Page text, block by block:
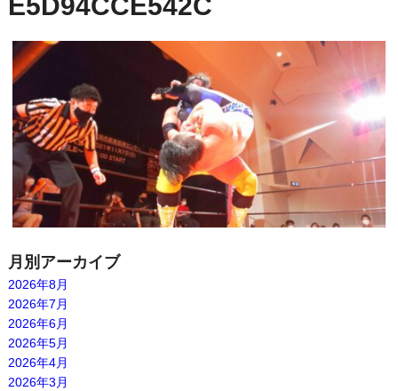
月別アーカイブ
2026年8月
2026年7月
2026年6月
2026年5月
2026年4月
2026年3月